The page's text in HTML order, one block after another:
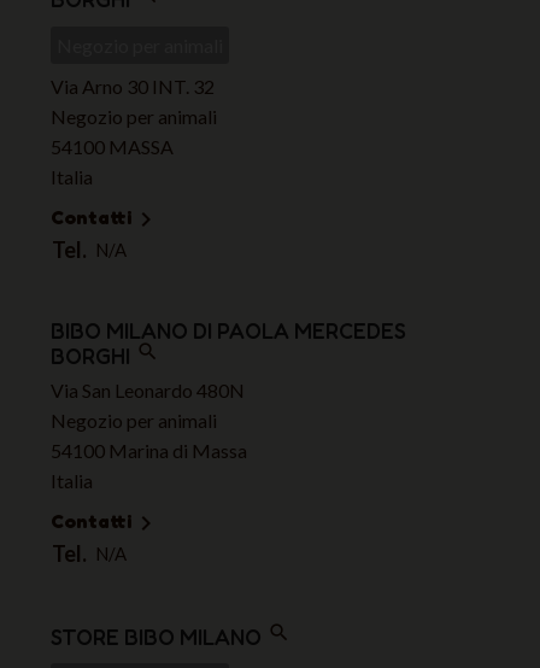
Via Arno 30 INT. 32
Negozio per animali
54100 MASSA
Italia
Contatti 
Tel. N/A
BIBO MILANO DI PAOLA MERCEDES
BORGHI search
Via San Leonardo 480N
Negozio per animali
54100 Marina di Massa
Italia
Contatti 
Tel. N/A
STORE BIBO MILANO search